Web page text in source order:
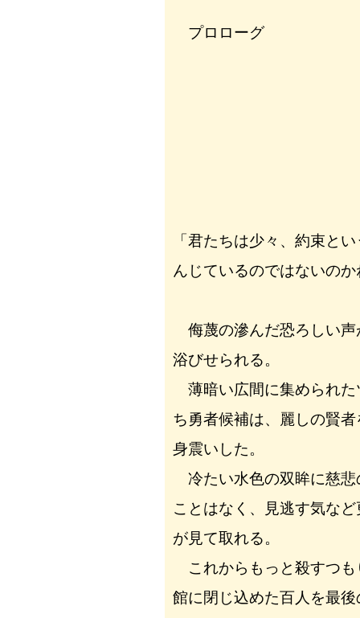
プロローグ
「君たちは少々、約束と
んじているのではないの
侮蔑の滲んだ恐ろしい声
浴びせられる。
薄暗い広間に集められた
ち勇者候補は、麗しの賢
身震いした。
冷たい水色の双眸に慈悲
ことはなく、見逃す気な
が見て取れる。
これからもっと殺すつも
館に閉じ込めた百人を最